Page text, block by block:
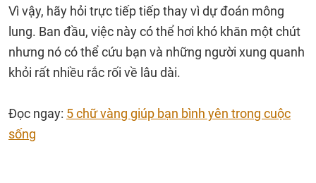
Vì vậy, hãy hỏi trực tiếp tiếp thay vì dự đoán mông
lung. Ban đầu, việc này có thể hơi khó khăn một chút
nhưng nó có thể cứu bạn và những người xung quanh
khỏi rất nhiều rắc rối về lâu dài.
Đọc ngay: 5 chữ vàng giúp bạn bình yên trong cuộc
sống